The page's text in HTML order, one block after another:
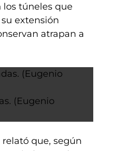
los túneles que
extensión
atrapan a
(Eugenio
que, según